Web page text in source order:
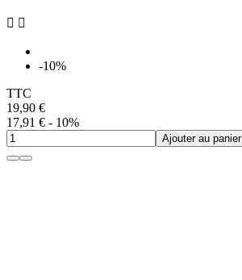
 
-10%
TTC
19,90 €
17,91 € - 10%
Ajouter au panier